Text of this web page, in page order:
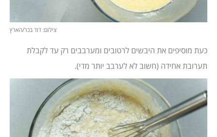
צילום: דוד בכר/הארץ
כעת מוסיפים את היבשים לרטובים ומערבבים רק עד לקבלת
תערובת אחידה (חשוב לא לערבב יותר מדי).